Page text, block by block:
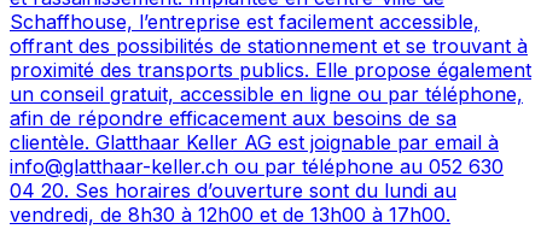
Schaffhouse, l’entreprise est facilement accessible,
offrant des possibilités de stationnement et se trouvant à
proximité des transports publics. Elle propose également
un conseil gratuit, accessible en ligne ou par téléphone,
afin de répondre efficacement aux besoins de sa
clientèle. Glatthaar Keller AG est joignable par email à
info@glatthaar-keller.ch ou par téléphone au 052 630
04 20. Ses horaires d’ouverture sont du lundi au
vendredi, de 8h30 à 12h00 et de 13h00 à 17h00.